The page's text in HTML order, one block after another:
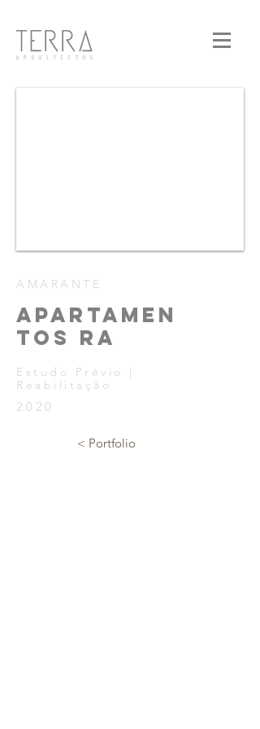
AMARANTE
APARTAMEN
TOS RA
Estudo Prévio |
Reabilitação
2020
< Portfolio